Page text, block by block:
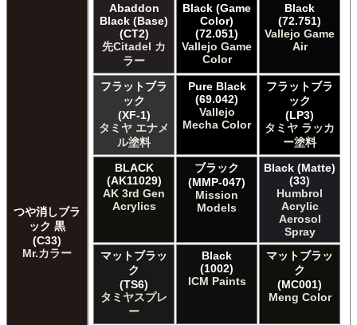
つや消しブラ
ック 黒
(C33)
Mr.カラー
Abaddon
Black (Base)
(CT2)
先Citadel カ
ラー
Black (Game
Color)
(72.051)
Vallejo Game
Color
Black
(72.751)
Vallejo Game
Air
フラットブラ
ック
(XF-1)
タミヤ エナメ
ル塗料
Pure Black
(69.042)
Vallejo
Mecha Color
フラットブラ
ック
(LP3)
タミヤ ラッカ
ー塗料
BLACK
(AK11029)
AK 3rd Gen
Acrylics
ブラック
(MMP-047)
Mission
Models
Black (Matte)
(33)
Humbrol
Acrylic
Aerosol
Spray
マットブラッ
ク
(TS6)
タミヤスプレ
ー
Black
(1002)
ICM Paints
マットブラッ
ク
(MC001)
Meng Color